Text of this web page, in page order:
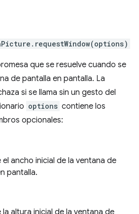
que se resuelve cuando se
de pantalla en pantalla. La
si se llama sin un gesto del
options contiene los
opcionales:
el ancho inicial de la ventana de
pantalla.
la altura inicial de la ventana de